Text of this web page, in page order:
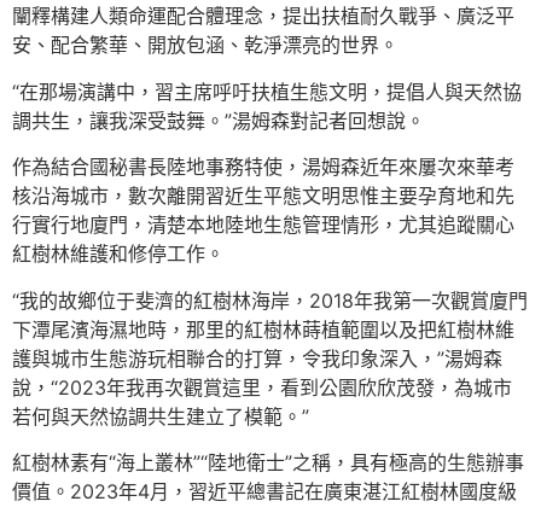
闡釋構建人類命運配合體理念，提出扶植耐久戰爭、廣泛平
安、配合繁華、開放包涵、乾淨漂亮的世界。
“在那場演講中，習主席呼吁扶植生態文明，提倡人與天然協
調共生，讓我深受鼓舞。”湯姆森對記者回想說。
作為結合國秘書長陸地事務特使，湯姆森近年來屢次來華考
核沿海城市，數次離開習近生平態文明思惟主要孕育地和先
行實行地廈門，清楚本地陸地生態管理情形，尤其追蹤關心
紅樹林維護和修停工作。
“我的故鄉位于斐濟的紅樹林海岸，2018年我第一次觀賞廈門
下潭尾濱海濕地時，那里的紅樹林蒔植範圍以及把紅樹林維
護與城市生態游玩相聯合的打算，令我印象深入，”湯姆森
說，“2023年我再次觀賞這里，看到公園欣欣茂發，為城市
若何與天然協調共生建立了模範。”
紅樹林素有“海上叢林”“陸地衛士”之稱，具有極高的生態辦事
價值。2023年4月，習近平總書記在廣東湛江紅樹林國度級